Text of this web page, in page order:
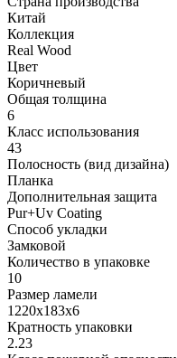
Китай
Коллекция
Real Wood
Цвет
Коричневый
Общая толщина
6
Класс использования
43
Полосность (вид дизайна)
Планка
Дополнительная защита
Pur+Uv Coating
Способ укладки
Замковой
Количество в упаковке
10
Размер ламели
1220х183х6
Кратность упаковки
2.23